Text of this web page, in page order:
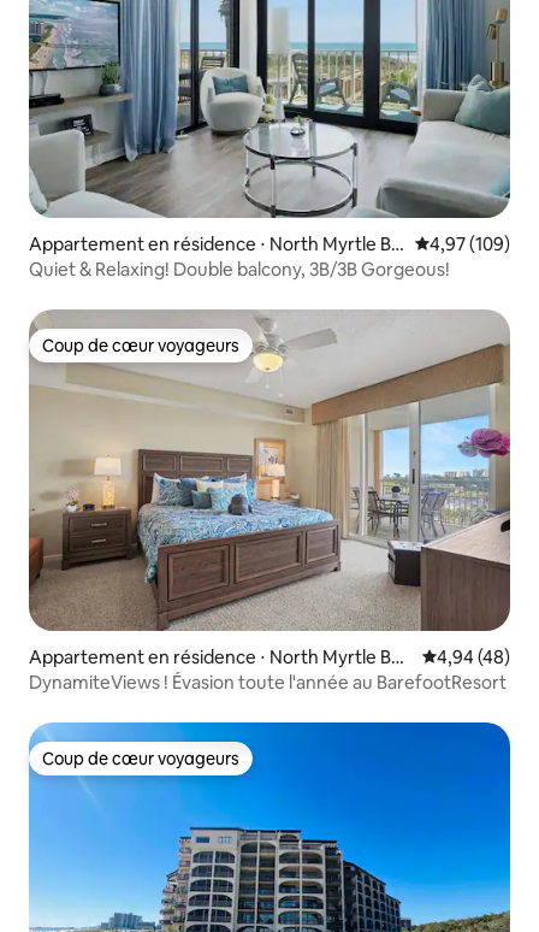
Appartement en résidence ⋅ North Myrtle Be
ach
Évaluation
4,97 (109)
Quiet & Relaxing! Double balcony, 3B/3B Gorgeous!
Coup de cœur voyageurs
Coup de cœur voyageurs
Appartement en résidence ⋅ North Myrtle Bea
ch
Évaluation
4,94 (48)
DynamiteViews ! Évasion toute l'année au BarefootResort
Coup de cœur voyageurs
Coup de cœur voyageurs